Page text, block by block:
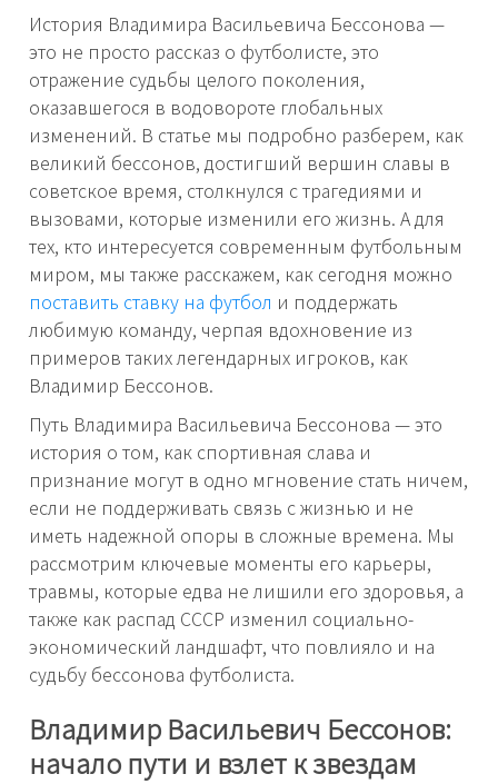
История Владимира Васильевича Бессонова —
это не просто рассказ о футболисте, это
отражение судьбы целого поколения,
оказавшегося в водовороте глобальных
изменений. В статье мы подробно разберем, как
великий бессонов, достигший вершин славы в
советское время, столкнулся с трагедиями и
вызовами, которые изменили его жизнь. А для
тех, кто интересуется современным футбольным
миром, мы также расскажем, как сегодня можно
поставить ставку на футбол и поддержать
любимую команду, черпая вдохновение из
примеров таких легендарных игроков, как
Владимир Бессонов.
Путь Владимира Васильевича Бессонова — это
история о том, как спортивная слава и
признание могут в одно мгновение стать ничем,
если не поддерживать связь с жизнью и не
иметь надежной опоры в сложные времена. Мы
рассмотрим ключевые моменты его карьеры,
травмы, которые едва не лишили его здоровья, а
также как распад СССР изменил социально-
экономический ландшафт, что повлияло и на
судьбу бессонова футболиста.
Владимир Васильевич Бессонов:
начало пути и взлет к звездам